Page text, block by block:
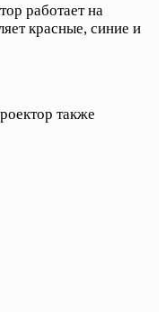
работает на
красные, синие и
также